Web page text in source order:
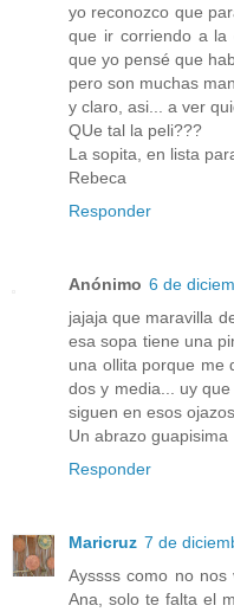
yo reconozco que
que ir corriendo a
que yo pensé que
pero son muchas
y claro, asi... a ver
QUe tal la peli???
La sopita, en lista
Rebeca
Responder
Anónimo 6 de
jajaja que maravilla
esa sopa tiene una
una ollita porque me
dos y media... uy
siguen en esos ojazos
Un abrazo guapisima
Responder
Maricruz 7 de
Ayssss como no
Ana, solo te falta el